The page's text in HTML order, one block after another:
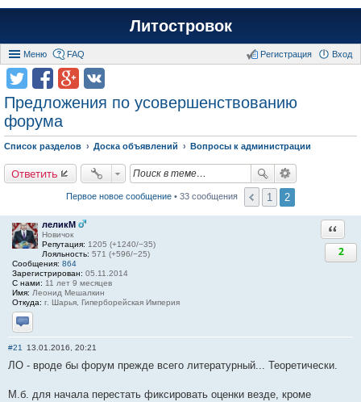
Литостровок
Меню FAQ Вход
Регистрация
Предложения по усовершенствованию
форума
Список разделов Доска объявлений Вопросы к администрации
Ответить
Первое новое сообщение • 33 сообщения 1 2
леликМ
Новичок
Репутация: 1205 (+1240/−35)
Лояльность: 571 (+596/−25)
Сообщения: 864
Зарегистрирован: 05.11.2014
С нами: 11 лет 9 месяцев
Имя: Леонид Мешалкин
Откуда: г. Шарья, Гиперборейская Империя
Отправить личное сообщение
2
#21 13.01.2016, 20:21
ЛО - вроде бы форум прежде всего литературный... Теоретически.
М.б. для начала перестать фиксировать оценки везде, кроме